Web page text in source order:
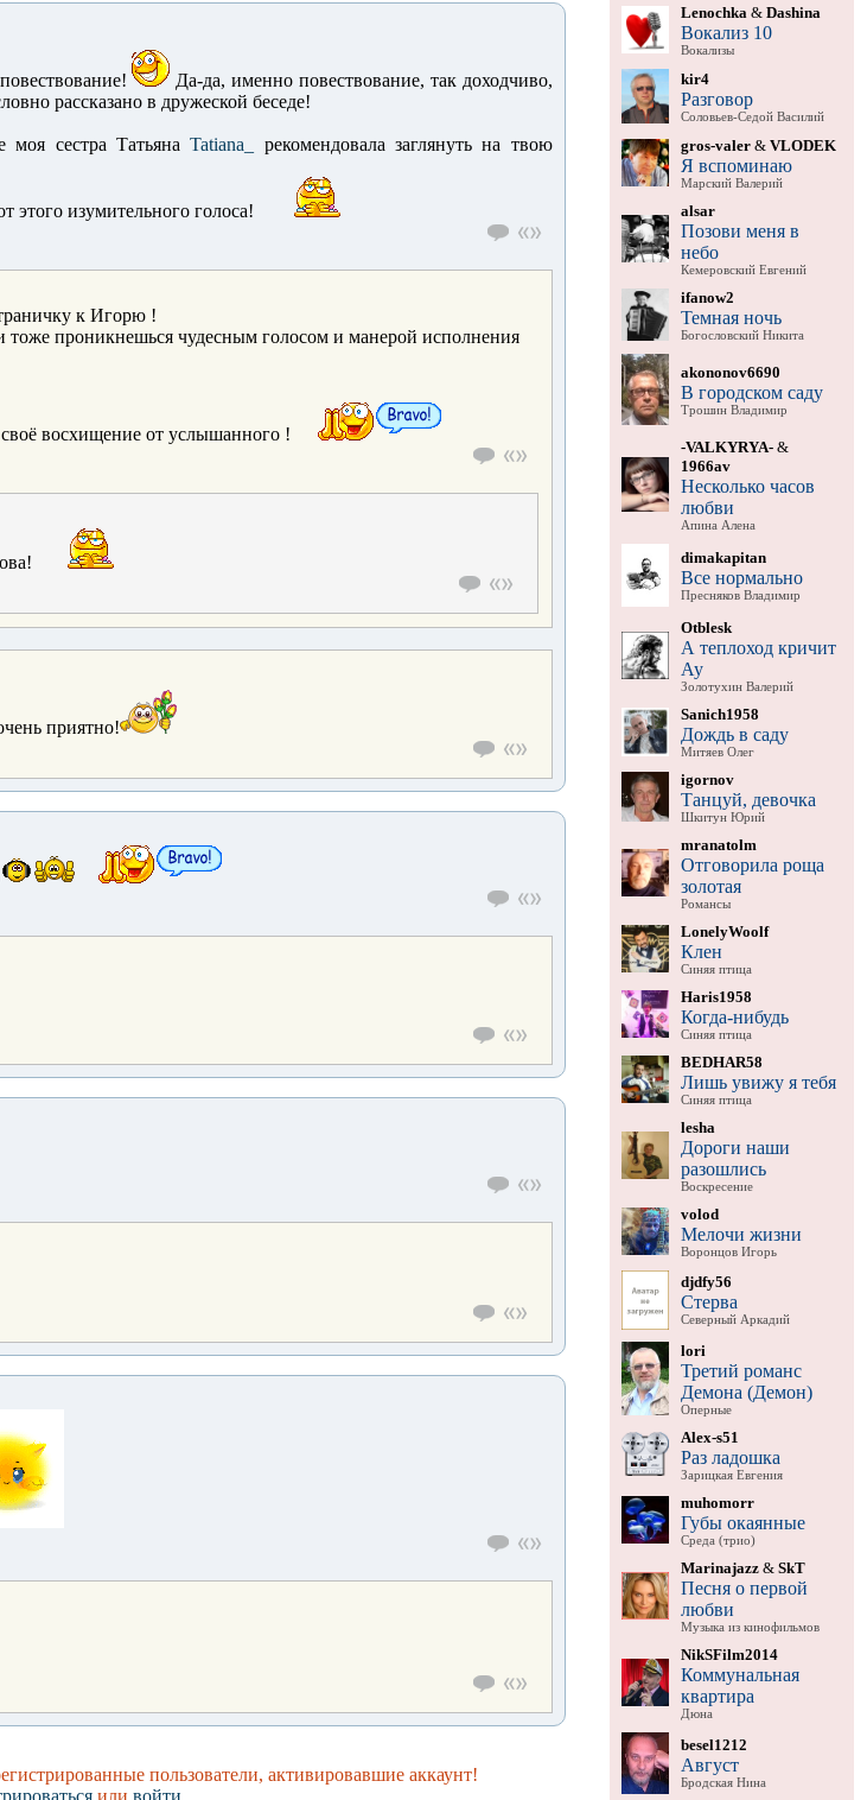
Да-да, именно повествование, так доходчиво,
рассказано в дружеской беседе!
моя сестра ТатьянаTatiana_
рекомендовала заглянуть на твою
этого изумительного голоса!
к Игорю !
тоже проникнешься чудесным голосом и манерой исполнения
восхищение от услышанного !
приятно!
пользователи, активировавшие аккаунт!
или войти
Lenochka & Dashina
Вокализ 10
Вокализы
kir4
Разговор
Соловьев-Седой Василий
gros-valer& VLODEK
Я вспоминаю
Марский Валерий
alsar
Позови меня в
небо
Кемеровский Евгений
ifanow2
Темная ночь
Богословский Никита
akononov6690
В городском саду
Трошин Владимир
-VALKYRYA-&
1966av
Несколько часов
любви
Апина Алена
dimakapitan
Все нормально
Пресняков Владимир
Otblesk
А теплоход кричит
Ау
Золотухин Валерий
Sanich1958
Дождь в саду
Митяев Олег
igornov
Танцуй, девочка
Шкитун Юрий
mranatolm
Отговорила роща
золотая
Романсы
LonelyWoolf
Клен
Синяя птица
Haris1958
Когда-нибудь
Синяя птица
BEDHAR58
Лишь увижу я тебя
Синяя птица
lesha
Дороги наши
разошлись
Воскресение
volod
Мелочи жизни
Воронцов Игорь
djdfy56
Стерва
Северный Аркадий
lori
Третий романс
Демона (Демон)
Оперные
Alex-s51
Раз ладошка
Зарицкая Евгения
muhomorr
Губы окаянные
Среда (трио)
Marinajazz& SkT
Песня о первой
любви
Музыка из кинофильмов
NikSFilm2014
Коммунальная
квартира
Дюна
besel1212
Август
Бродская Нина